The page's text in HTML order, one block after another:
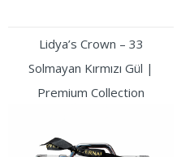
Lidya’s Crown – 33
Solmayan Kırmızı Gül |
Premium Collection